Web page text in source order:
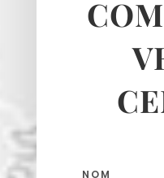
Themericourt
Theuville
Us
Vigny